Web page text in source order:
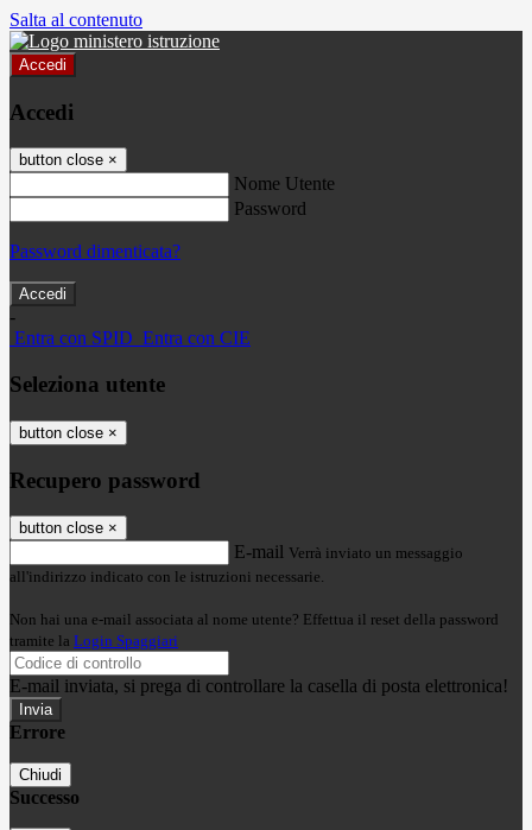
Salta al contenuto
Accedi
Accedi
button close ×
Nome Utente
Password
Password dimenticata?
-
Entra con SPID Entra con CIE
Seleziona utente
button close ×
Recupero password
button close ×
E-mail Verrà inviato un messaggio
all'indirizzo indicato con le istruzioni necessarie.
Non hai una e-mail associata al nome utente? Effettua il reset della password
tramite la Login Spaggiari
E-mail inviata, si prega di controllare la casella di posta elettronica!
Errore
Chiudi
Successo